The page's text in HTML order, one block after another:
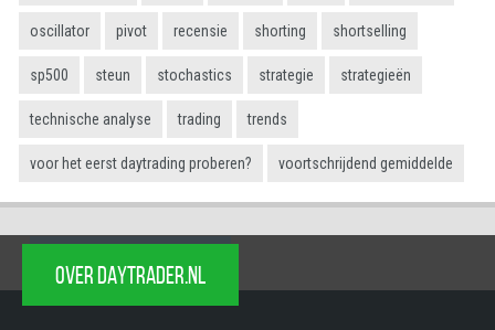
oscillator pivot recensie shorting shortselling
sp500 steun stochastics strategie strategieën
technische analyse trading trends
voor het eerst daytrading proberen? voortschrijdend gemiddelde
OVER DAYTRADER.NL